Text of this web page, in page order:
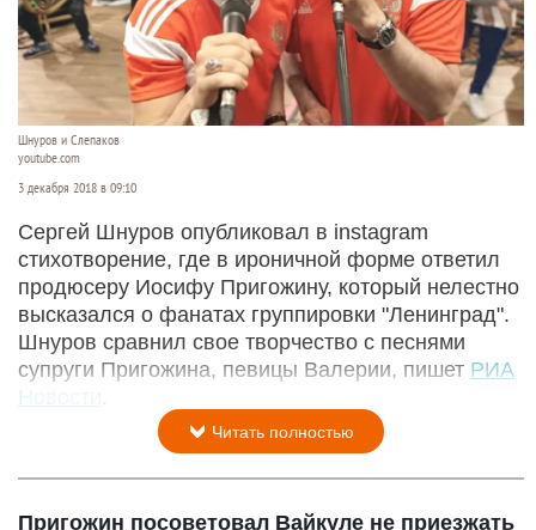
Шнуров и Слепаков
youtube.com
3 декабря 2018 в 09:10
Сергей Шнуров опубликовал в instagram
стихотворение, где в ироничной форме ответил
продюсеру Иосифу Пригожину, который нелестно
высказался о фанатах группировки "Ленинград".
Шнуров сравнил свое творчество с песнями
супруги Пригожина, певицы Валерии, пишет РИА
Новости
Читать полностью
Пригожин посоветовал Вайкуле не приезжать